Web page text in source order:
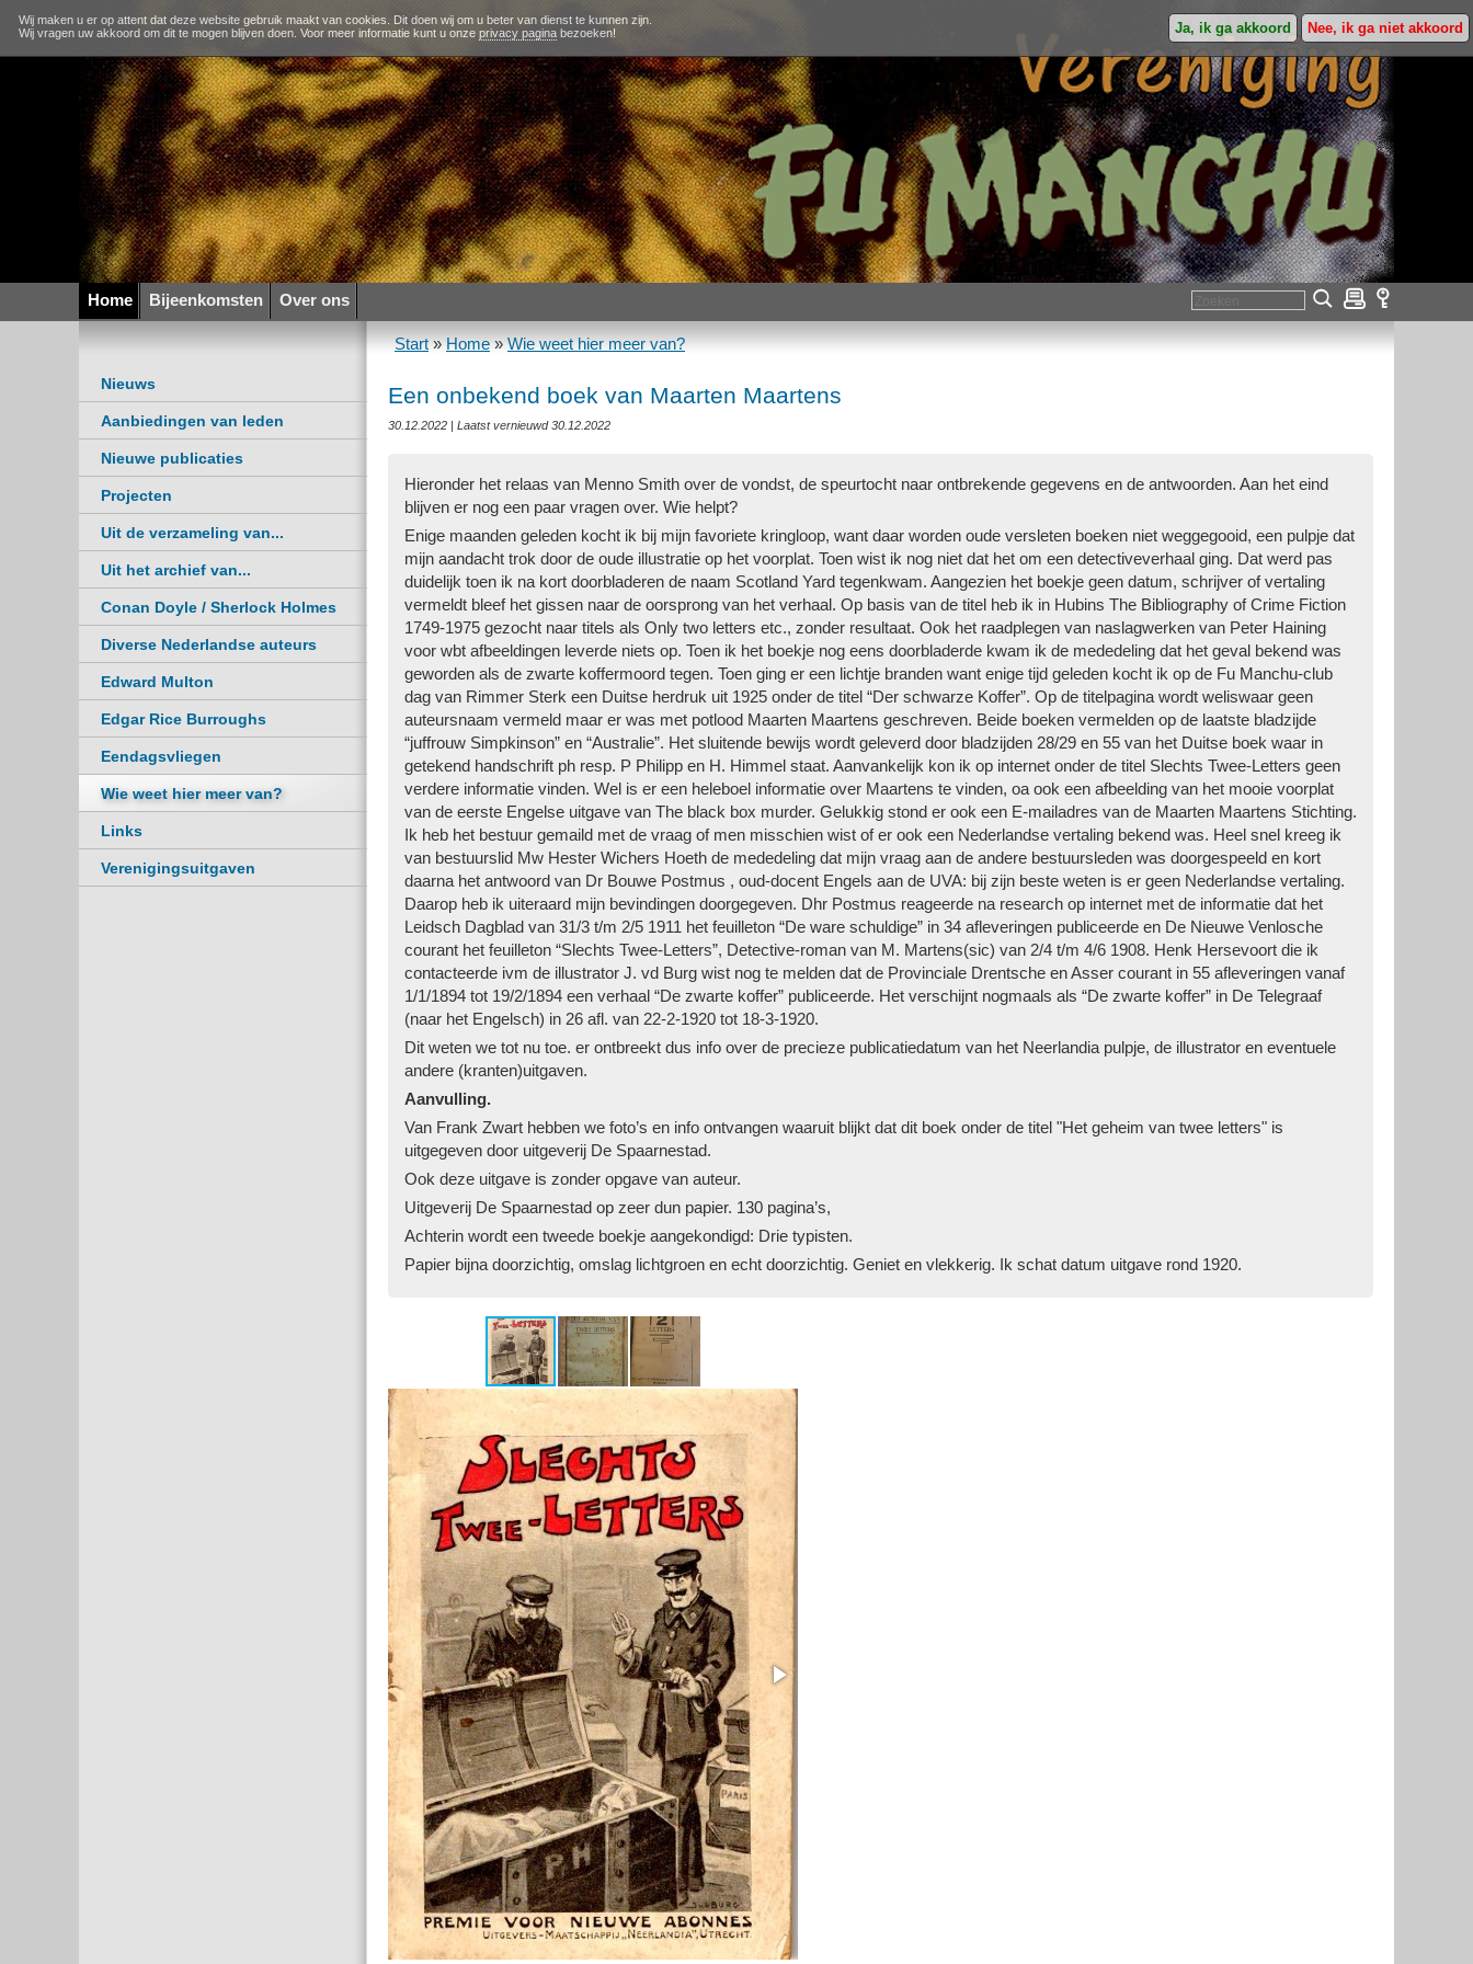
Wij maken u er op attent dat deze website gebruik maakt van cookies. Dit doen wij om u beter van dienst te kunnen zijn.
Wij vragen uw akkoord om dit te mogen blijven doen. Voor meer informatie kunt u onze privacy pagina bezoeken! Ja, ik ga akkoord Nee, ik ga niet akkoord
Home Bijeenkomsten Over ons
Start»Home»Wie weet hier meer van?
Nieuws
Aanbiedingen van leden
Nieuwe publicaties
Projecten
Uit de verzameling van...
Uit het archief van...
Conan Doyle / Sherlock Holmes
Diverse Nederlandse auteurs
Edward Multon
Edgar Rice Burroughs
Eendagsvliegen
Wie weet hier meer van?
Links
Verenigingsuitgaven
Een onbekend boek van Maarten Maartens
30.12.2022 | Laatst vernieuwd 30.12.2022
Hieronder het relaas van Menno Smith over de vondst, de speurtocht naar ontbrekende gegevens en de antwoorden. Aan het eind
blijven er nog een paar vragen over. Wie helpt?
Enige maanden geleden kocht ik bij mijn favoriete kringloop, want daar worden oude versleten boeken niet weggegooid, een pulpje dat
mijn aandacht trok door de oude illustratie op het voorplat. Toen wist ik nog niet dat het om een detectiveverhaal ging. Dat werd pas
duidelijk toen ik na kort doorbladeren de naam Scotland Yard tegenkwam. Aangezien het boekje geen datum, schrijver of vertaling
vermeldt bleef het gissen naar de oorsprong van het verhaal. Op basis van de titel heb ik in Hubins The Bibliography of Crime Fiction
1749-1975 gezocht naar titels als Only two letters etc., zonder resultaat. Ook het raadplegen van naslagwerken van Peter Haining
voor wbt afbeeldingen leverde niets op. Toen ik het boekje nog eens doorbladerde kwam ik de mededeling dat het geval bekend was
geworden als de zwarte koffermoord tegen. Toen ging er een lichtje branden want enige tijd geleden kocht ik op de Fu Manchu-club
dag van Rimmer Sterk een Duitse herdruk uit 1925 onder de titel “Der schwarze Koffer”. Op de titelpagina wordt weliswaar geen
auteursnaam vermeld maar er was met potlood Maarten Maartens geschreven. Beide boeken vermelden op de laatste bladzijde
“juffrouw Simpkinson” en “Australie”. Het sluitende bewijs wordt geleverd door bladzijden 28/29 en 55 van het Duitse boek waar in
getekend handschrift ph resp. P Philipp en H. Himmel staat. Aanvankelijk kon ik op internet onder de titel Slechts Twee-Letters geen
verdere informatie vinden. Wel is er een heleboel informatie over Maartens te vinden, oa ook een afbeelding van het mooie voorplat
van de eerste Engelse uitgave van The black box murder. Gelukkig stond er ook een E-mailadres van de Maarten Maartens Stichting.
Ik heb het bestuur gemaild met de vraag of men misschien wist of er ook een Nederlandse vertaling bekend was. Heel snel kreeg ik
van bestuurslid Mw Hester Wichers Hoeth de mededeling dat mijn vraag aan de andere bestuursleden was doorgespeeld en kort
daarna het antwoord van Dr Bouwe Postmus , oud-docent Engels aan de UVA: bij zijn beste weten is er geen Nederlandse vertaling.
Daarop heb ik uiteraard mijn bevindingen doorgegeven. Dhr Postmus reageerde na research op internet met de informatie dat het
Leidsch Dagblad van 31/3 t/m 2/5 1911 het feuilleton “De ware schuldige” in 34 afleveringen publiceerde en De Nieuwe Venlosche
courant het feuilleton “Slechts Twee-Letters”, Detective-roman van M. Martens(sic) van 2/4 t/m 4/6 1908. Henk Hersevoort die ik
contacteerde ivm de illustrator J. vd Burg wist nog te melden dat de Provinciale Drentsche en Asser courant in 55 afleveringen vanaf
1/1/1894 tot 19/2/1894 een verhaal “De zwarte koffer” publiceerde. Het verschijnt nogmaals als “De zwarte koffer” in De Telegraaf
(naar het Engelsch) in 26 afl. van 22-2-1920 tot 18-3-1920.
Dit weten we tot nu toe. er ontbreekt dus info over de precieze publicatiedatum van het Neerlandia pulpje, de illustrator en eventuele
andere (kranten)uitgaven.
Aanvulling.
Van Frank Zwart hebben we foto’s en info ontvangen waaruit blijkt dat dit boek onder de titel "Het geheim van twee letters" is
uitgegeven door uitgeverij De Spaarnestad.
Ook deze uitgave is zonder opgave van auteur.
Uitgeverij De Spaarnestad op zeer dun papier. 130 pagina’s,
Achterin wordt een tweede boekje aangekondigd: Drie typisten.
Papier bijna doorzichtig, omslag lichtgroen en echt doorzichtig. Geniet en vlekkerig. Ik schat datum uitgave rond 1920.